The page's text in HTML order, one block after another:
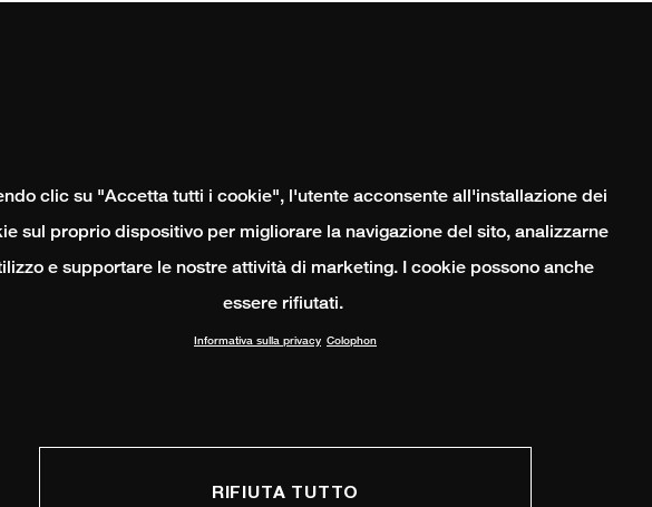
clic su "Accetta tutti i cookie", l'utente acconsente all'installazione dei
sul proprio dispositivo per migliorare la navigazione del sito, analizzarne
e supportare le nostre attività di marketing. I cookie possono anche
essere rifiutati.
Informativa sulla privacy Colophon
RIFIUTA TUTTO